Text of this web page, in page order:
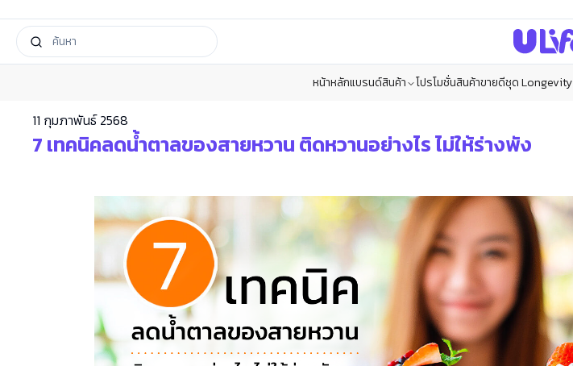
หน้าหลักแบรนด์สินค้า โปรโมชั่นสินค้าขายดีชุด Longevity
11 กุมภาพันธ์ 2568
7 เทคนิคลดน้ำตาลของสายหวาน ติดหวานอย่างไร ไม่ให้ร่างพัง